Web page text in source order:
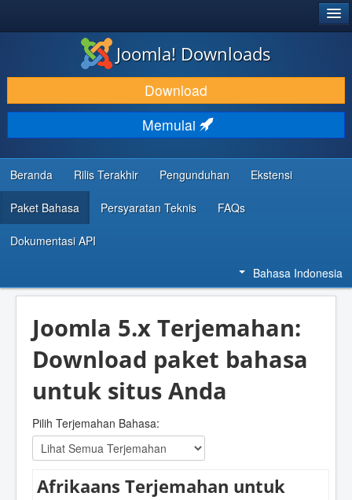
DOWNLOAD & KEMBANGKAN
TEMUKAN & PELAJARI
DUKUNGAN & KOMUNITAS
REFERENSI DEVELOPER
Joomla! Downloads
Download
Memulai
Beranda Rilis Terakhir Pengunduhan Ekstensi
Paket Bahasa Persyaratan Teknis FAQs
Dokumentasi API
Bahasa Indonesia
Joomla 5.x Terjemahan:
Download paket bahasa
untuk situs Anda
Pilih Terjemahan Bahasa:
Afrikaans Terjemahan untuk